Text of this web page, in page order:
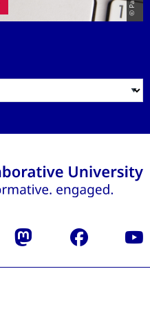
Mastodon Facebook